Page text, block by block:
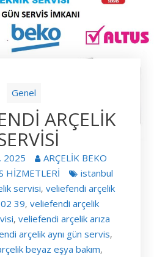
Genel
ARÇELİK
2025
ARÇELİK BEKO
HİZMETLERİ
istanbul
servisi, veliefendi arçelik
39, veliefendi arçelik
, veliefendi arçelik arıza
arçelik aynı gün servis,
beyaz eşya bakım,